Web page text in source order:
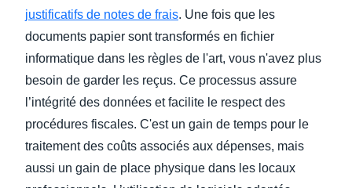
justificatifs de notes de frais. Une fois que les
documents papier sont transformés en fichier
informatique dans les règles de l'art, vous n'avez plus
besoin de garder les reçus. Ce processus assure
l’intégrité des données et facilite le respect des
procédures fiscales. C'est un gain de temps pour le
traitement des coûts associés aux dépenses, mais
aussi un gain de place physique dans les locaux